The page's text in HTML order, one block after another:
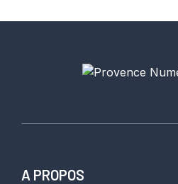
A PROPOS